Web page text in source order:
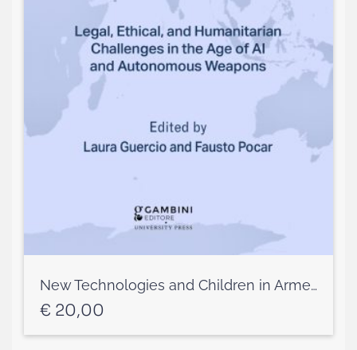
New Technologies and Children in Armed Conflict a cura di Laura Guercio e Fausto Pocar
€ 20,00